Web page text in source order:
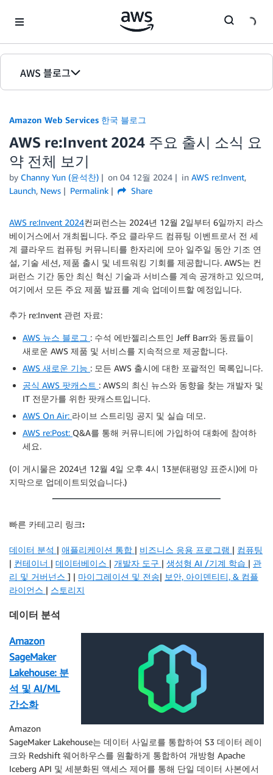
AWS 블로그
홈
에디션
Amazon Web Services 한국 블로그
AWS re:Invent 2024 주요 출시 소식 요
약 전체 보기
by Channy Yun (윤석찬) on 04 12월 2024 in AWS re:Invent,
Launch, News Permalink Share
AWS re:Invent 2024컨퍼런스는 2024년 12월 2일부터 6일까지 라스
베이거스에서 개최됩니다. 주요 클라우드 컴퓨팅 이벤트로서 전 세
계 클라우드 컴퓨팅 커뮤니티를 한자리에 모아 일주일 동안 기조 연
설, 기술 세션, 제품 출시 및 네트워킹 기회를 제공합니다. AWS는 컨
퍼런스 기간 동안 최신 혁신 기술과 서비스를 계속 공개하고 있으며,
여기에서 모든 주요 제품 발표를 계속 업데이트할 예정입니다.
추가 re:Invent 관련 자료:
AWS 뉴스 블로그 : 수석 에반젤리스트인 Jeff Barr와 동료들이
새로운 AWS 제품 및 서비스를 지속적으로 제공합니다.
AWS 새로운 기능 : 모든 AWS 출시에 대한 포괄적인 목록입니다.
공식 AWS 팟캐스트 : AWS의 최신 뉴스와 동향을 찾는 개발자 및
IT 전문가를 위한 팟캐스트입니다.
AWS On Air: 라이브 스트리밍 공지 및 실습 데모.
AWS re:Post: Q&A를 통해 커뮤니티에 가입하여 대화에 참여하
세요.
(이 게시물은 2024년 12월 4일 오후 4시 13분(태평양 표준시)에 마
지막으로 업데이트되었습니다.)
빠른 카테고리 링크:
데이터 분석 | 애플리케이션 통합 | 비즈니스 응용 프로그램 | 컴퓨팅
| 컨테이너 | 데이터베이스 | 개발자 도구 | 생성형 AI /기계 학습 | 관
리 및 거버넌스 ] | 마이그레이션 및 전송| 보안, 아이덴티티, & 컴플
라이언스 | 스토리지
데이터 분석
Amazon
SageMaker
Lakehouse: 분
석 및 AI/ML
간소화
Amazon
SageMaker Lakehouse는 데이터 사일로를 통합하여 S3 데이터 레이
크와 Redshift 웨어하우스를 원활하게 통합하여 개방형 Apache
Iceberg API 및 세분화된 액세스 제어를 통해 단일 데이터 사본에서